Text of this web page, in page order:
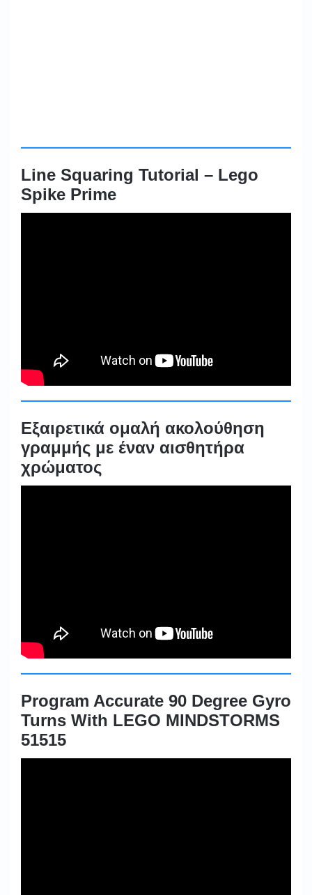
Line Squaring Tutorial – Lego
Spike Prime
Εξαιρετικά ομαλή ακολούθηση
γραμμής με έναν αισθητήρα
χρώματος
Program Accurate 90 Degree Gyro
Turns With LEGO MINDSTORMS
51515